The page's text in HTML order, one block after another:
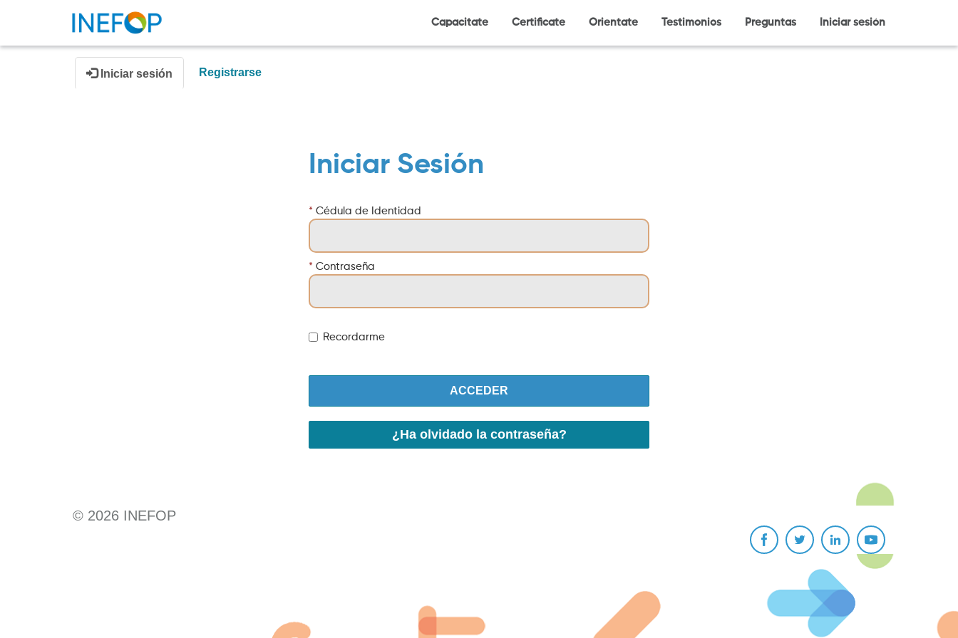
Capacitate Certificate Orientate Testimonios Preguntas Iniciar sesión
Iniciar sesión Registrarse
Iniciar Sesión
Cédula de Identidad
Contraseña
Recordarme
ACCEDER
¿Ha olvidado la contraseña?
© 2026 INEFOP